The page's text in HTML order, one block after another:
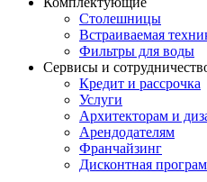
Столешницы
Встраиваемая
Фильтры для воды
Сервисы и
Кредит и рассрочка
Услуги
Архитекторам и
Арендодателям
Франчайзинг
Дисконтная